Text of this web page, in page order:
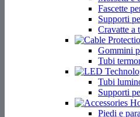
Fascette
Supporti
Cravatte a
Gommini
Tubi
Tubi
Supporti
Piedi e